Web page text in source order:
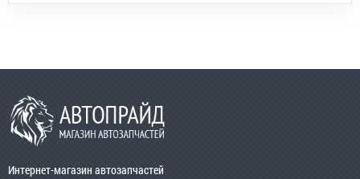
Интернет-магазин автозапчастей